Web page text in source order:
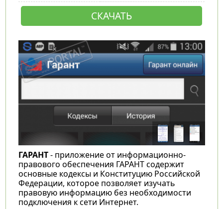
СКАЧАТЬ
ГАРАНТ- приложение от информационно-
правового обеспечения ГАРАНТ содержит
основные кодексы и Конституцию Российской
Федерации, которое позволяет изучать
правовую информацию без необходимости
подключения к сети Интернет.